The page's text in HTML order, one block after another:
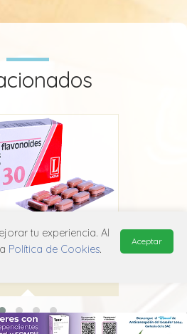
Dipeminatu experiencia. Al
Política de Cookies.
Aceptar